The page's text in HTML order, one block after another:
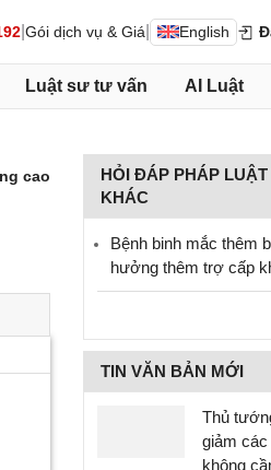
Gói dịch vụ & Giá English
Luật sư tư vấn AI Luật
cao
HỎI ĐÁP PHÁP
KHÁC
Bệnh binh mắc thêm
hưởng thêm trợ cấp
TIN VĂN BẢN MỚI
Thủ
giảm
không